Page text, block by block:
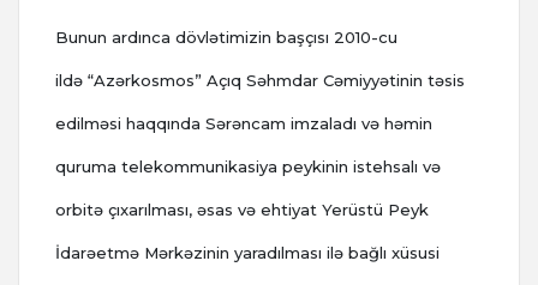
Bunun ardınca dövlətimizin başçısı 2010-cu
ildə “Azərkosmos” Açıq Səhmdar Cəmiyyətinin təsis
edilməsi haqqında Sərəncam imzaladı və həmin
quruma telekommunikasiya peykinin istehsalı və
orbitə çıxarılması, əsas və ehtiyat Yerüstü Peyk
İdarəetmə Mərkəzinin yaradılması ilə bağlı xüsusi